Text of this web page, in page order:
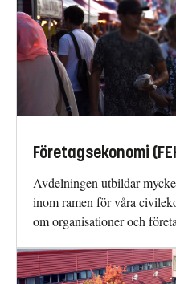
Företagsekonomi
Avdelningen utbildar
inom ramen för våra
om organisationer och